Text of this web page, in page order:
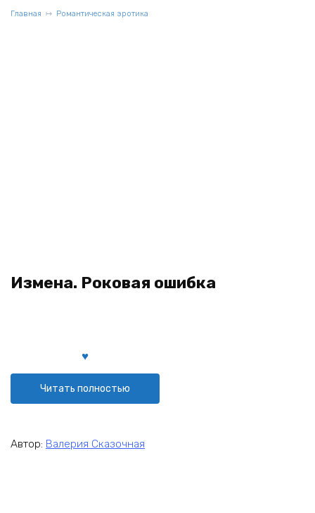
Главная Романтическая эротика
Измена. Роковая ошибка
Читать полностью
Автор: Валерия Сказочная